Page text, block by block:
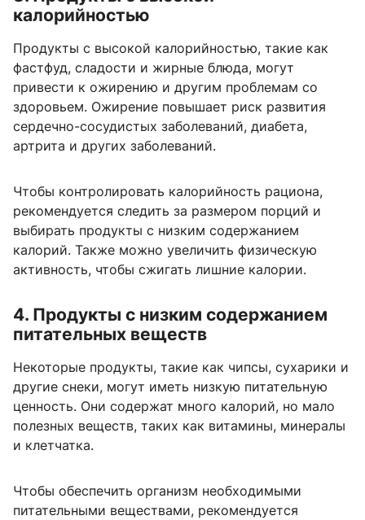
калорийностью
Продукты с высокой калорийностью, такие как
фастфуд, сладости и жирные блюда, могут
привести к ожирению и другим проблемам со
здоровьем. Ожирение повышает риск развития
сердечно-сосудистых заболеваний, диабета,
артрита и других заболеваний.
Чтобы контролировать калорийность рациона,
рекомендуется следить за размером порций и
выбирать продукты с низким содержанием
калорий. Также можно увеличить физическую
активность, чтобы сжигать лишние калории.
4. Продукты с низким содержанием
питательных веществ
Некоторые продукты, такие как чипсы, сухарики и
другие снеки, могут иметь низкую питательную
ценность. Они содержат много калорий, но мало
полезных веществ, таких как витамины, минералы
и клетчатка.
Чтобы обеспечить организм необходимыми
питательными веществами, рекомендуется